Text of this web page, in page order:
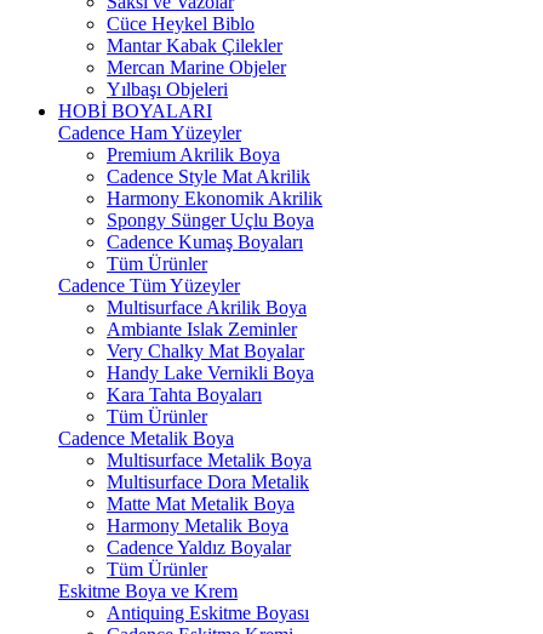
Cüce Heykel Biblo
Mantar Kabak Çilekler
Mercan Marine Objeler
Yılbaşı Objeleri
HOBİ BOYALARI
Cadence Ham Yüzeyler
Premium Akrilik Boya
Cadence Style Mat Akrilik
Harmony Ekonomik Akrilik
Spongy Sünger Uçlu Boya
Cadence Kumaş Boyaları
Tüm Ürünler
Cadence Tüm Yüzeyler
Multisurface Akrilik Boya
Ambiante Islak Zeminler
Very Chalky Mat Boyalar
Handy Lake Vernikli Boya
Kara Tahta Boyaları
Tüm Ürünler
Cadence Metalik Boya
Multisurface Metalik Boya
Multisurface Dora Metalik
Matte Mat Metalik Boya
Harmony Metalik Boya
Cadence Yaldız Boyalar
Tüm Ürünler
Eskitme Boya ve Krem
Antiquing Eskitme Boyası